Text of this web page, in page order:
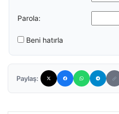
Parola:
Beni hatırla
Paylaş: